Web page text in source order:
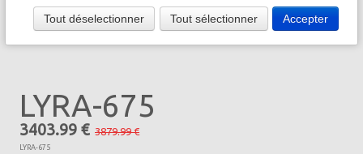
LYRA-675
3403.99 € 3879.99 €
LYRA-675
meilleurs services.
Google Ad
règles de confidentialité de Google:
https://policies.google.com/technologies/ads?hl=fr
Tout déselectionner Tout sélectionner Accepter